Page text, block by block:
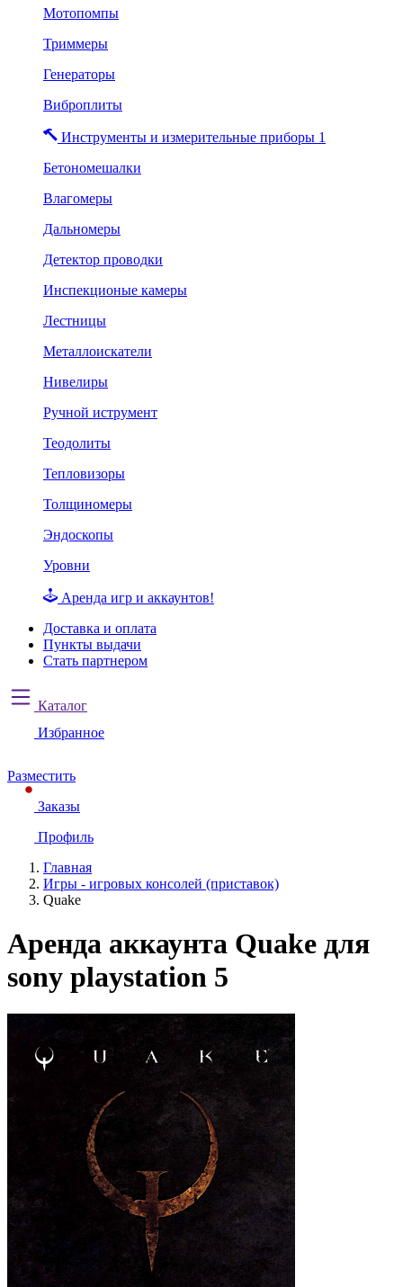
Мотопомпы
Триммеры
Генераторы
Виброплиты
Инструменты и измерительные приборы 1
Бетономешалки
Влагомеры
Дальномеры
Детектор проводки
Инспекционые камеры
Лестницы
Металлоискатели
Нивелиры
Ручной иструмент
Теодолиты
Тепловизоры
Толщиномеры
Эндоскопы
Уровни
Аренда игр и аккаунтов!
Доставка и оплата
Пункты выдачи
Стать партнером
Каталог
Избранное
Разместить
Заказы
Профиль
Главная
Игры - игровых консолей (приставок)
Quake
Аренда аккаунта Quake для
sony playstation 5